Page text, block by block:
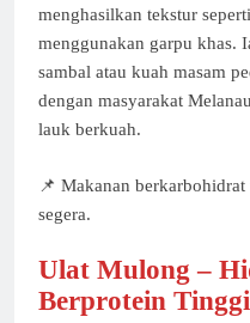
menghasilkan tekstur
menggunakan garpu khas.
sambal atau kuah masam
dengan masyarakat
lauk berkuah.
📌 Makanan
segera.
Ulat Mulong –
Berprotein Tinggi